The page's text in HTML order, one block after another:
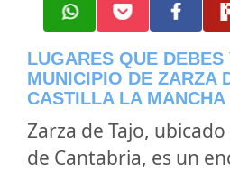
LUGARES QUE
MUNICIPIO DE ZARZA
CASTILLA LA MANCHA
Zarza de Tajo,
de Cantabria, es un